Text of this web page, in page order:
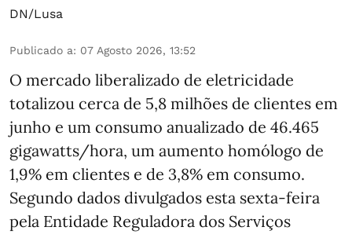
DN/Lusa
Publicado a: 07 Agosto 2026, 13:52
O mercado liberalizado de eletricidade
totalizou cerca de 5,8 milhões de clientes em
junho e um consumo anualizado de 46.465
gigawatts/hora, um aumento homólogo de
1,9% em clientes e de 3,8% em consumo.
Segundo dados divulgados esta sexta-feira
pela Entidade Reguladora dos Serviços